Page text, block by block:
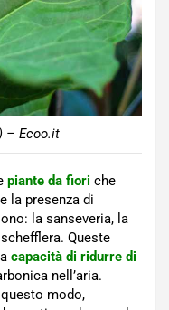
– Ecoo.it
piante da fiori che
la presenza di
la sanseveria, la
Queste
capacità di ridurre di
nell’aria.
modo,